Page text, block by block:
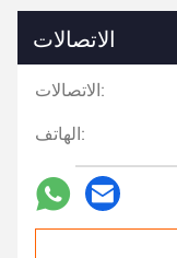
الاتصالات
الاتصالات:
الهاتف: